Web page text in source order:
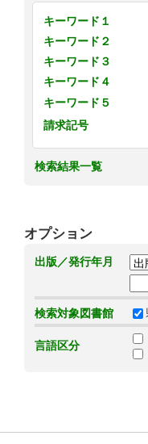
キーワード１
キーワード２
キーワード３
キーワード４
キーワード５
請求記号
検索結果一覧
オプション
出版／発行年月
検索対象図書館
言語区分